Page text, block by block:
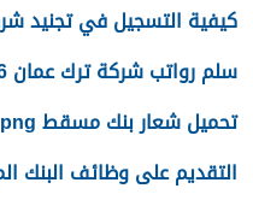
كيفية التسجيل في تجنيد
سلم رواتب شركة ترك عمان 2026
تحميل شعار بنك مسقط png
التقديم على وظائف البنك